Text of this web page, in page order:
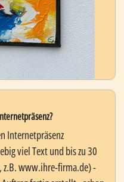
Internetpräsenz
viel Text und bis zu 30
z.B. www.ihre-firma.de) -